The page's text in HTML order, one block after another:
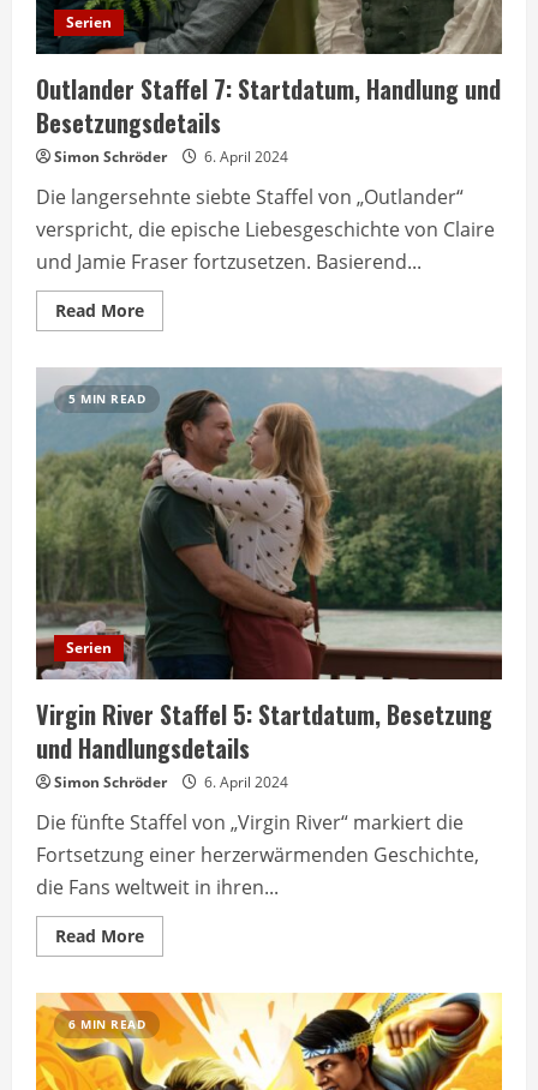
Serien
Outlander Staffel 7: Startdatum, Handlung und
Besetzungsdetails
Simon Schröder 6. April 2024
Die langersehnte siebte Staffel von „Outlander“
verspricht, die epische Liebesgeschichte von Claire
und Jamie Fraser fortzusetzen. Basierend...
Read MoreRead
more
7:
Startdatum,
Handlung
und
Besetzungsdetails
5 MIN READ
Serien
Virgin River Staffel 5: Startdatum, Besetzung
und Handlungsdetails
Simon Schröder 6. April 2024
Die fünfte Staffel von „Virgin River“ markiert die
Fortsetzung einer herzerwärmenden Geschichte,
die Fans weltweit in ihren...
Read MoreRead
more
River
Staffel
5:
Startdatum,
Besetzung
6 MIN READ